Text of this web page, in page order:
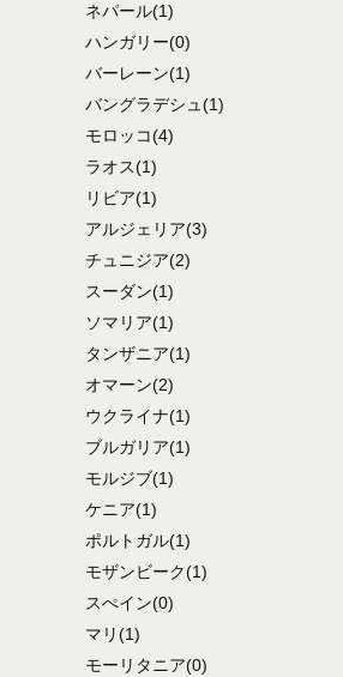
ネパール(1)
ハンガリー(0)
バーレーン(1)
バングラデシュ (1)
モロッコ(4)
ラオス(1)
リビア(1)
アルジェリア(3)
チュニジア(2)
スーダン(1)
ソマリア(1)
タンザニア(1)
オマーン(2)
ウクライナ(1)
ブルガリア(1)
モルジブ(1)
ケニア(1)
ポルトガル(1)
モザンビーク(1)
スぺイン(0)
マリ(1)
モーリタニア(0)